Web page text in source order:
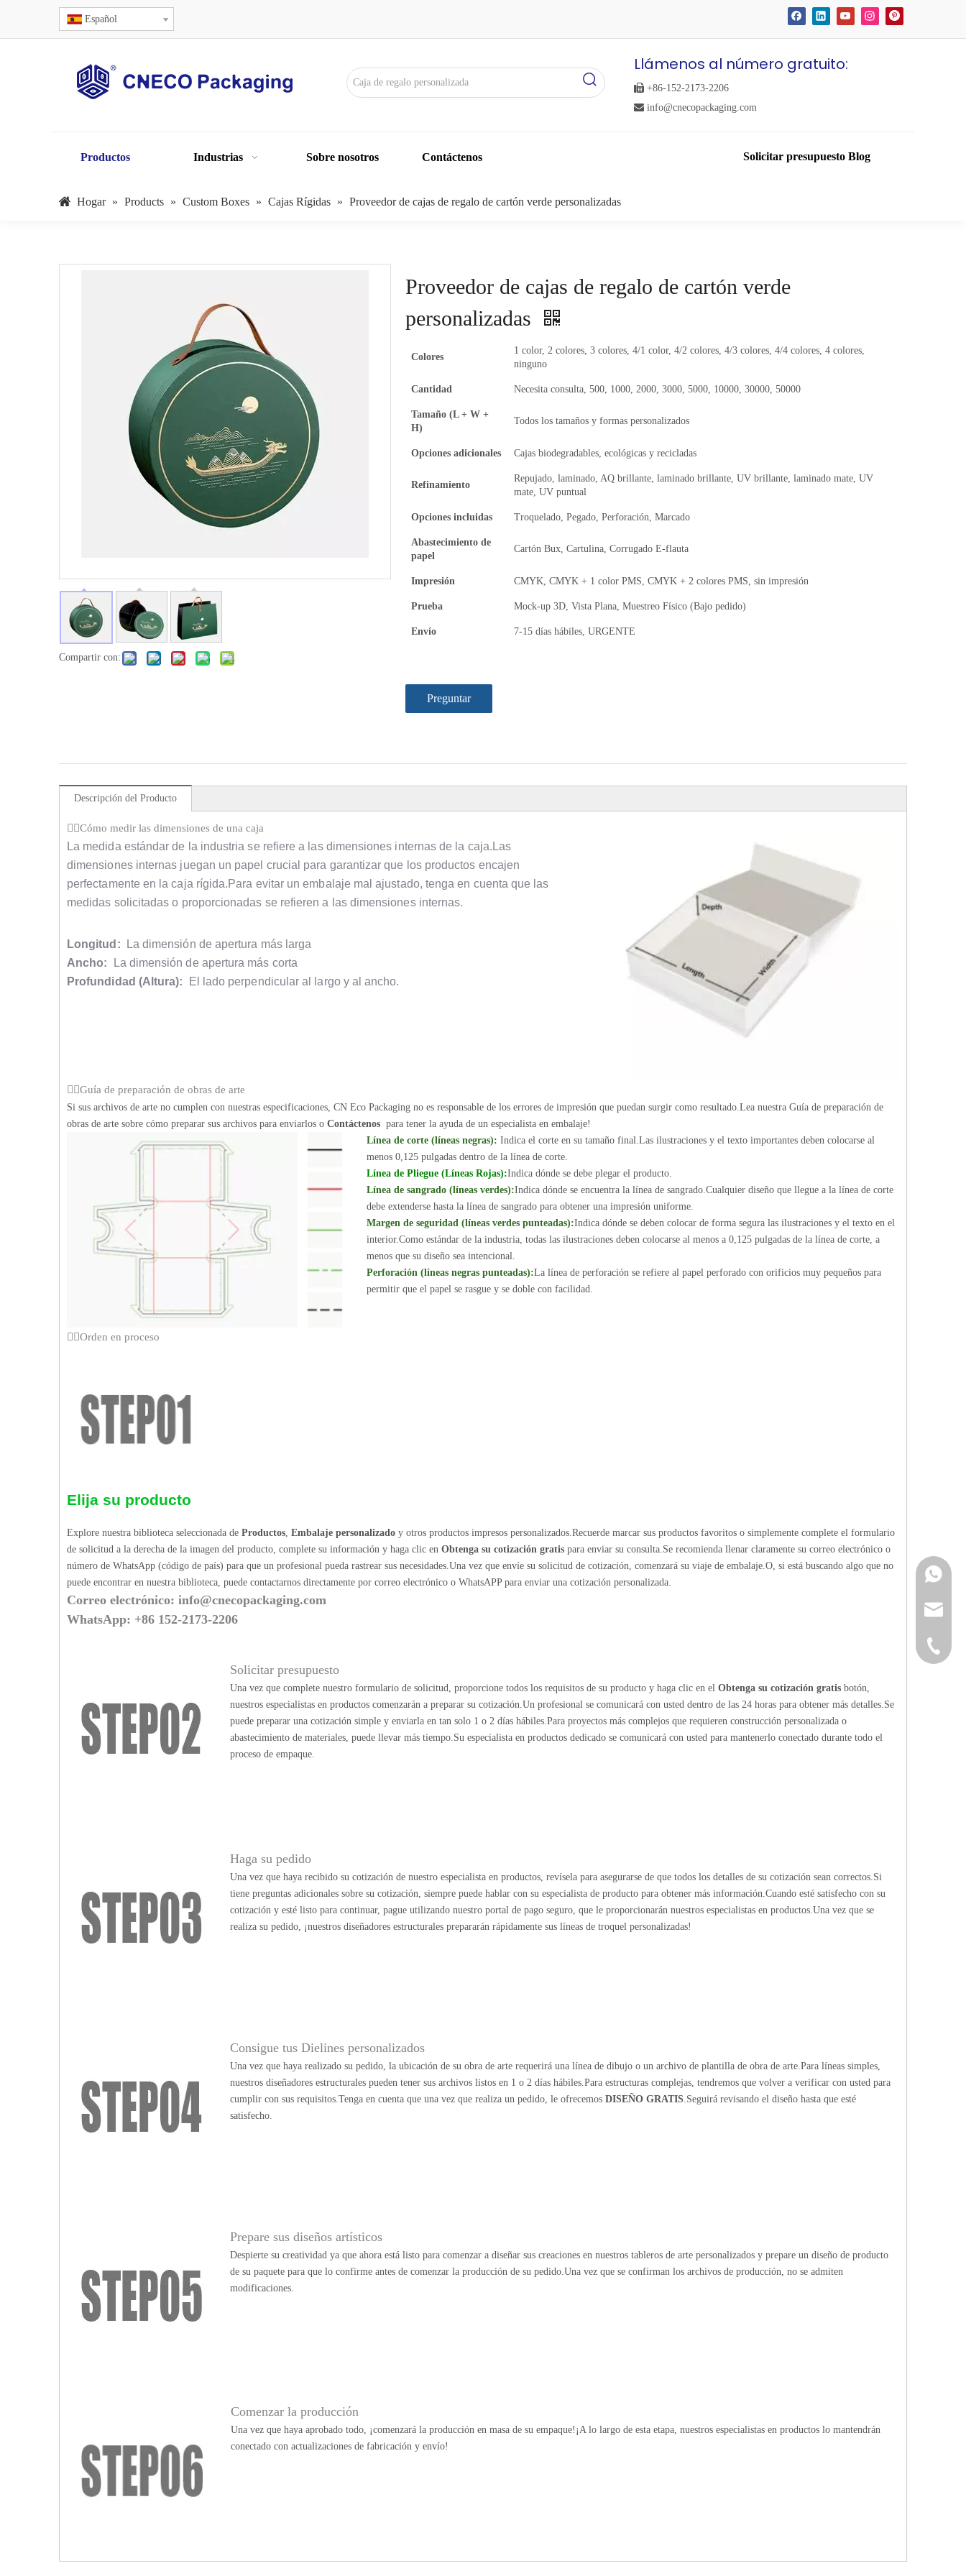
Español
Llámenos al número gratuito:
 +86-152-2173-2206
 info@cnecopackaging.com
Productos Industrias Sobre nosotros Contáctenos Solicitar presupuesto Blog
Hogar » Products » Custom Boxes » Cajas Rígidas » Proveedor de cajas de regalo de cartón verde personalizadas
Compartir con:
Proveedor de cajas de regalo de cartón verde
personalizadas
Colores
1 color, 2 colores, 3 colores, 4/1 color, 4/2 colores, 4/3 colores, 4/4 colores, 4 colores,
ninguno
Cantidad Necesita consulta, 500, 1000, 2000, 3000, 5000, 10000, 30000, 50000
Tamaño (L + W +
H)
Todos los tamaños y formas personalizados
Opciones adicionales Cajas biodegradables, ecológicas y recicladas
Refinamiento
Repujado, laminado, AQ brillante, laminado brillante, UV brillante, laminado mate, UV
mate, UV puntual
Opciones incluidas Troquelado, Pegado, Perforación, Marcado
Abastecimiento de
papel
Cartón Bux, Cartulina, Corrugado E-flauta
Impresión CMYK, CMYK + 1 color PMS, CMYK + 2 colores PMS, sin impresión
Prueba Mock-up 3D, Vista Plana, Muestreo Físico (Bajo pedido)
Envío 7-15 días hábiles, URGENTE
Preguntar
Descripción del Producto
Cómo medir las dimensiones de una caja
La medida estándar de la industria se refiere a las dimensiones internas de la caja.Las
dimensiones internas juegan un papel crucial para garantizar que los productos encajen
perfectamente en la caja rígida.Para evitar un embalaje mal ajustado, tenga en cuenta que las
medidas solicitadas o proporcionadas se refieren a las dimensiones internas.
Longitud: La dimensión de apertura más larga
Ancho:
La dimensión de apertura más corta
Profundidad (Altura): El lado perpendicular al largo y al ancho.
Guía de preparación de obras de arte
Si sus archivos de arte no cumplen con nuestras especificaciones, CN Eco Packaging no es responsable de los errores de impresión que puedan surgir como resultado.Lea nuestra Guía de preparación de
obras de arte sobre cómo preparar sus archivos para enviarlos o Contáctenos para tener la ayuda de un especialista en embalaje!
Línea de corte (líneas negras): Indica el corte en su tamaño final.Las ilustraciones y el texto importantes deben colocarse al
menos 0,125 pulgadas dentro de la línea de corte.
Línea de Pliegue (Líneas Rojas):Indica dónde se debe plegar el producto.
Línea de sangrado (líneas verdes):Indica dónde se encuentra la línea de sangrado.Cualquier diseño que llegue a la línea de corte
debe extenderse hasta la línea de sangrado para obtener una impresión uniforme.
Margen de seguridad (líneas verdes punteadas):Indica dónde se deben colocar de forma segura las ilustraciones y el texto en el
interior.Como estándar de la industria, todas las ilustraciones deben colocarse al menos a 0,125 pulgadas de la línea de corte, a
menos que su diseño sea intencional.
Perforación (líneas negras punteadas):La línea de perforación se refiere al papel perforado con orificios muy pequeños para
permitir que el papel se rasgue y se doble con facilidad.
Orden en proceso
Elija su producto
Explore nuestra biblioteca seleccionada de Productos Embalaje personalizado y otros productos impresos personalizados.Recuerde marcar sus productos favoritos o simplemente complete el formulario
de solicitud a la derecha de la imagen del producto, complete su información y haga clic en Obtenga su cotización gratis para enviar su consulta.Se recomienda llenar claramente su correo electrónico o
número de WhatsApp (código de país) para que un profesional pueda rastrear sus necesidades.Una vez que envíe su solicitud de cotización, comenzará su viaje de embalaje.O, si está buscando algo que no
puede encontrar en nuestra biblioteca, puede contactarnos directamente por correo electrónico o WhatsAPP para enviar una cotización personalizada.
Correo electrónico: info@cnecopackaging.com
WhatsApp: +86 152-2173-2206
Solicitar presupuesto
Una vez que complete nuestro formulario de solicitud, proporcione todos los requisitos de su producto y haga clic en elObtenga su cotización gratis botón,
nuestros especialistas en productos comenzarán a preparar su cotización.Un profesional se comunicará con usted dentro de las 24 horas para obtener más detalles.Se
puede preparar una cotización simple y enviarla en tan solo 1 o 2 días hábiles.Para proyectos más complejos que requieren construcción personalizada o
abastecimiento de materiales, puede llevar más tiempo.Su especialista en productos dedicado se comunicará con usted para mantenerlo conectado durante todo el
proceso de empaque.
Haga su pedido
Una vez que haya recibido su cotización de nuestro especialista en productos, revísela para asegurarse de que todos los detalles de su cotización sean correctos.Si
tiene preguntas adicionales sobre su cotización, siempre puede hablar con su especialista de producto para obtener más información.Cuando esté satisfecho con su
cotización y esté listo para continuar, pague utilizando nuestro portal de pago seguro, que le proporcionarán nuestros especialistas en productos.Una vez que se
realiza su pedido, ¡nuestros diseñadores estructurales prepararán rápidamente sus líneas de troquel personalizadas!
Consigue tus Dielines personalizados
Una vez que haya realizado su pedido, la ubicación de su obra de arte requerirá una línea de dibujo o un archivo de plantilla de obra de arte.Para líneas simples,
nuestros diseñadores estructurales pueden tener sus archivos listos en 1 o 2 días hábiles.Para estructuras complejas, tendremos que volver a verificar con usted para
cumplir con sus requisitos.Tenga en cuenta que una vez que realiza un pedido, le ofrecemosDISEÑO GRATIS .Seguirá revisando el diseño hasta que esté
satisfecho.
Prepare sus diseños artísticos
Despierte su creatividad ya que ahora está listo para comenzar a diseñar sus creaciones en nuestros tableros de arte personalizados y prepare un diseño de producto
de su paquete para que lo confirme antes de comenzar la producción de su pedido.Una vez que se confirman los archivos de producción, no se admiten
modificaciones.
Comenzar la producción
Una vez que haya aprobado todo, ¡comenzará la producción en masa de su empaque!¡A lo largo de esta etapa, nuestros especialistas en productos lo mantendrán
conectado con actualizaciones de fabricación y envío!
+86-